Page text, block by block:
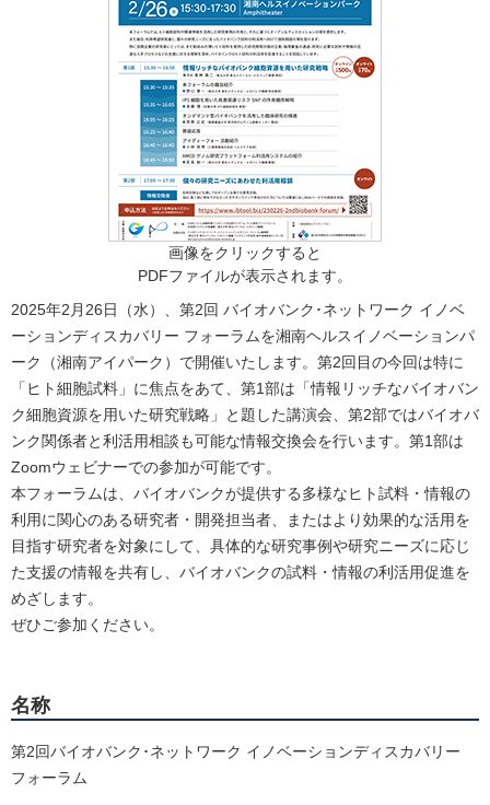
2025年2月26日（水）、第2回 バイオバンク･ネットワーク イノベ
ーションディスカバリー フォーラムを湘南ヘルスイノベーションパ
ーク（湘南アイパーク）で開催いたします。第2回目の今回は特に
「ヒト細胞試料」に焦点をあて、第1部は「情報リッチなバイオバン
ク細胞資源を用いた研究戦略」と題した講演会、第2部ではバイオバ
ンク関係者と利活用相談も可能な情報交換会を行います。第1部は
Zoomウェビナーでの参加が可能です。
本フォーラムは、バイオバンクが提供する多様なヒト試料・情報の
利用に関心のある研究者・開発担当者、またはより効果的な活用を
目指す研究者を対象にして、具体的な研究事例や研究ニーズに応じ
た支援の情報を共有し、バイオバンクの試料・情報の利活用促進を
めざします。
ぜひご参加ください。
画像をクリックすると
PDFファイルが表示されます。
名称
第2回バイオバンク･ネットワーク イノベーションディスカバリー
フォーラム